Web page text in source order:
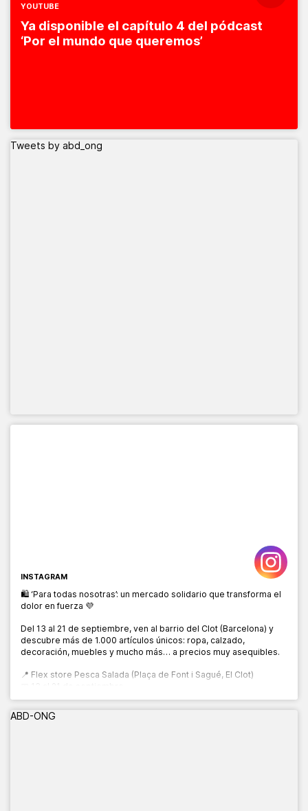
YOUTUBE
Ya disponible el capítulo 4 del pódcast
‘Por el mundo que queremos’
Tweets by abd_ong
INSTAGRAM
🛍️ ‘Para todas nosotras’: un mercado solidario que transforma el
dolor en fuerza 💜
Del 13 al 21 de septiembre, ven al barrio del Clot (Barcelona) y
descubre más de 1.000 artículos únicos: ropa, calzado,
decoración, muebles y mucho más… a precios muy asequibles.
📍 Flex store Pesca Salada (Plaça de Font i Sagué, El Clot)
🕙 10:00 a 20:00 h
ABD-ONG